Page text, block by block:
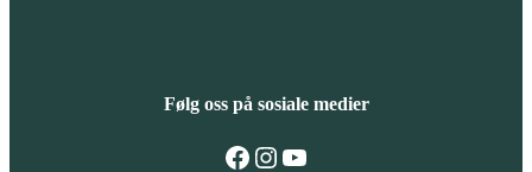
Følg oss på sosiale medier
Følg oss på Facebook
Følg oss på Instagram
Følg oss på YouTube